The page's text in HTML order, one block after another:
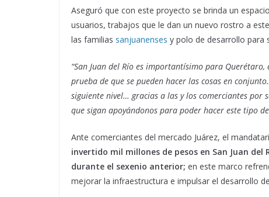
Aseguró que con este proyecto se brinda un
usuarios, trabajos que le dan un nuevo rostro a
las familias sanjuanenses y polo de desarrollo para
“San Juan del Río es importantísimo para
prueba de que se pueden hacer las cosas en
siguiente nivel… gracias a las y los comerciantes por
que sigan apoyándonos para poder hacer este tipo
Ante comerciantes del mercado Juárez, el
invertido mil millones de pesos en San Juan
durante el sexenio anterior; en este marco
mejorar la infraestructura e impulsar el desarrollo